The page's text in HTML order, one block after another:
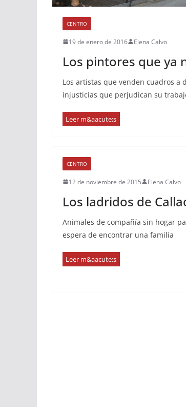
CENTRO
19 de enero de 2016 Elena Calvo
Los pintores que ya
Los artistas que venden cuadros a
injusticias que perjudican su
CENTRO
12 de noviembre de 2015 Elena Calvo
Los ladridos de
Animales de compañía sin hogar
espera de encontrar una familia